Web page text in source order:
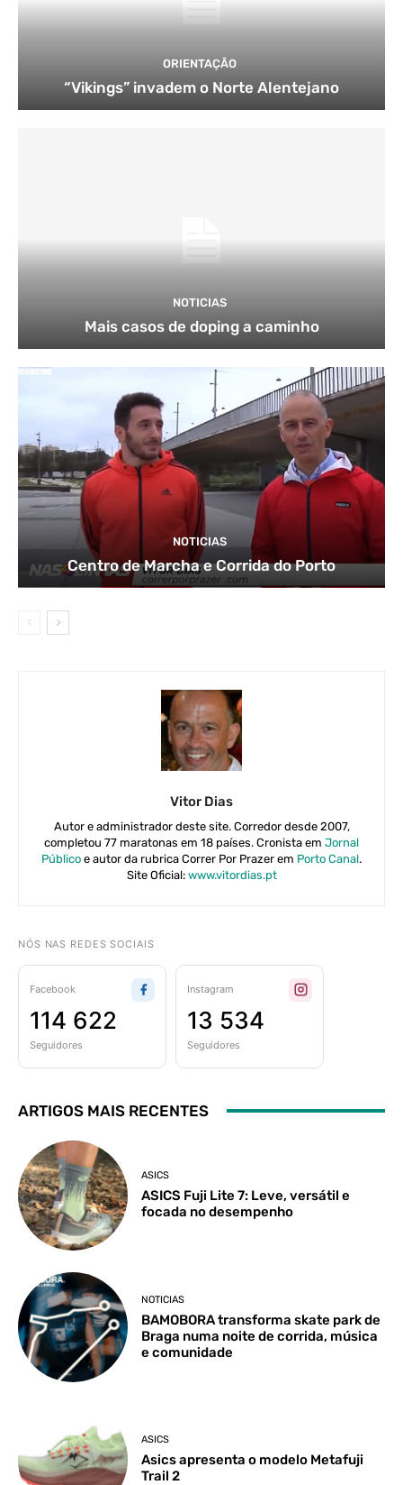
ORIENTAÇÃO
“Vikings” invadem o Norte Alentejano
NOTICIAS
Mais casos de doping a caminho
NOTICIAS
Centro de Marcha e Corrida do Porto
Vitor Dias
Autor e administrador deste site. Corredor desde 2007,
completou 77 maratonas em 18 países. Cronista em Jornal
Público e autor da rubrica Correr Por Prazer em Porto Canal.
Site Oficial: www.vitordias.pt
NÓS NAS REDES SOCIAIS
Facebook
114 622
Seguidores
Instagram
13 534
Seguidores
ARTIGOS MAIS RECENTES
ASICS
ASICS Fuji Lite 7: Leve, versátil e
focada no desempenho
NOTICIAS
BAMOBORA transforma skate park de
Braga numa noite de corrida, música
e comunidade
ASICS
Asics apresenta o modelo Metafuji
Trail 2